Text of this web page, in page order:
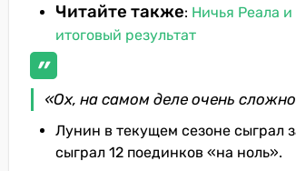
Читайте также: Ничья Реала
итоговый результат
«Ох, на самом деле очень
Лунин в текущем сезоне сыграл
сыграл 12 поединков «на ноль».